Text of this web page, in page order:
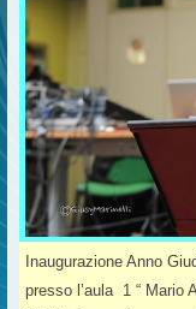
Inaugurazione Anno
presso l’aula 1 “ Mario